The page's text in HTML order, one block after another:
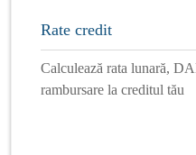
Rate credit
Calculează rata lunară,
rambursare la creditul tău